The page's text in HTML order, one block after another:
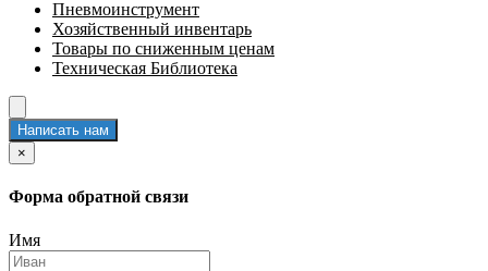
Пневмоинструмент
Хозяйственный инвентарь
Товары по сниженным ценам
Техническая Библиотека
Написать нам
×
Форма обратной связи
Имя